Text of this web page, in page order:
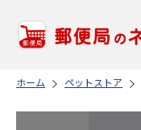
ホーム ペットストア